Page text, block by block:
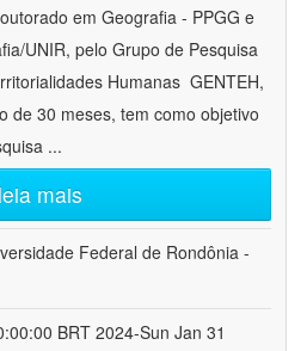
em Geografia - PPGG e
UNIR, pelo Grupo de Pesquisa
Humanas  GENTEH,
de 30 meses, tem como objetivo
...
leia mais
Federal de Rondônia -
BRT 2024-Sun Jan 31